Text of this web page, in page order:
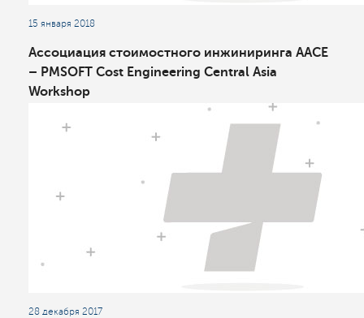
15 января 2018
Ассоциация стоимостного инжиниринга AACE
– PMSOFT Cost Engineering Central Asia
Workshop
28 декабря 2017